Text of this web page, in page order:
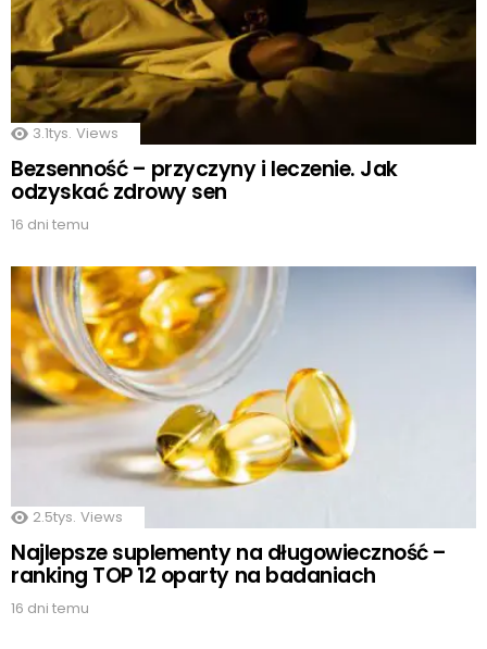
3.1tys. Views
Bezsenność – przyczyny i leczenie. Jak
odzyskać zdrowy sen
16 dni temu
2.5tys. Views
Najlepsze suplementy na długowieczność –
ranking TOP 12 oparty na badaniach
16 dni temu